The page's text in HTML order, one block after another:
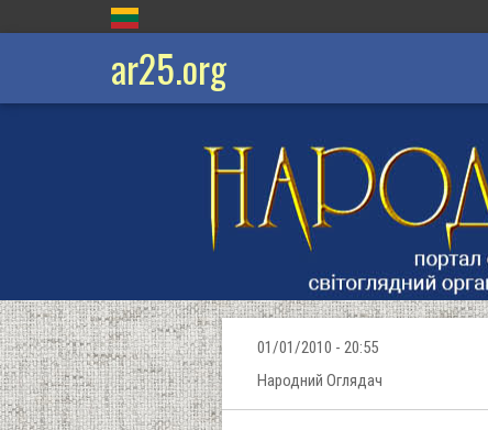
ar25.org
01/01/2010 - 20:55
Народний Оглядач